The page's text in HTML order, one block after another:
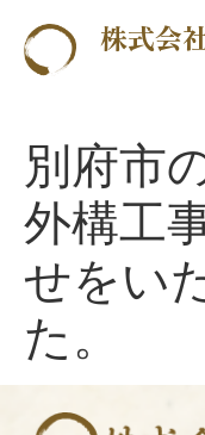
株式会
別府市
外構工
せをい
た。